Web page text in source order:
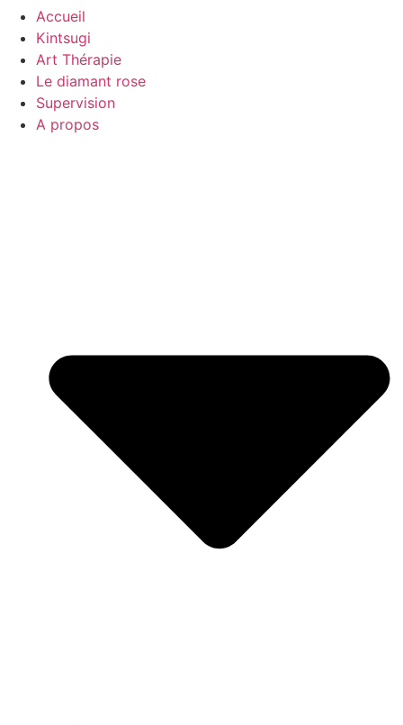
Accueil
Kintsugi
Art Thérapie
Le diamant rose
Supervision
A propos